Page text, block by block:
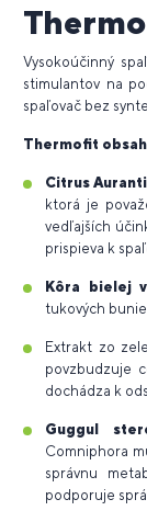
Vysokoúčinný
stimulantov na
spaľovač bez
Thermofit
Citrus
ktorá je
vedľajších
prispieva k
Kôra bielej
tukových
Extrakt zo
povzbudzuje
dochádza k
Guggul
Comniphora
správnu
podporuje